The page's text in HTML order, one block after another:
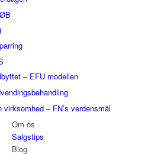
– EFU modellen
virksomhed – FN’s verdensmål
Om os
Salgstips
Blog